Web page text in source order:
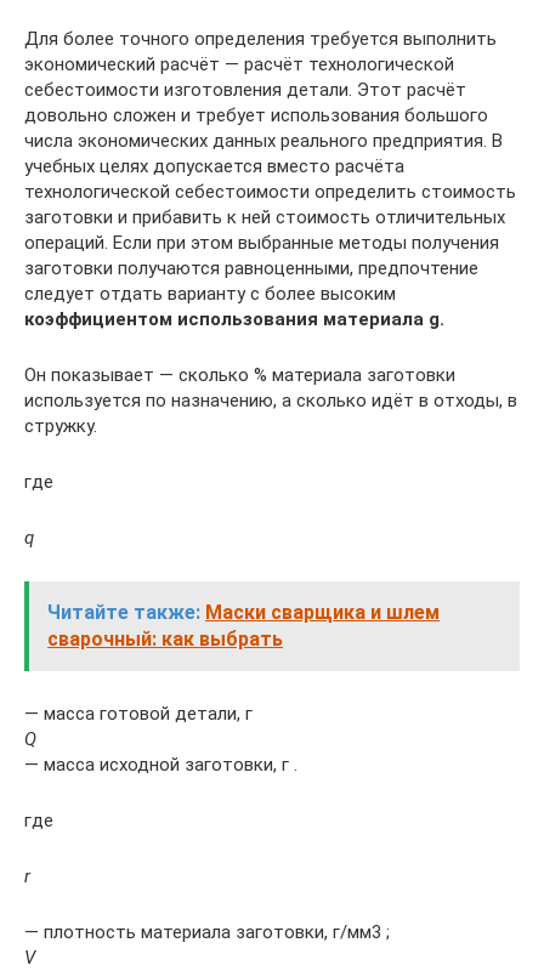
Для более точного определения требуется выполнить
экономический расчёт — расчёт технологической
себестоимости изготовления детали. Этот расчёт
довольно сложен и требует использования большого
числа экономических данных реального предприятия. В
учебных целях допускается вместо расчёта
технологической себестоимости определить стоимость
заготовки и прибавить к ней стоимость отличительных
операций. Если при этом выбранные методы получения
заготовки получаются равноценными, предпочтение
следует отдать варианту с более высоким
коэффициентом использования материала g.
Он показывает — сколько % материала заготовки
используется по назначению, а сколько идёт в отходы, в
стружку.
где
q
Читайте также: Маски сварщика и шлем
сварочный: как выбрать
— масса готовой детали, г
Q
— масса исходной заготовки, г .
где
r
— плотность материала заготовки, г/мм3 ;
V